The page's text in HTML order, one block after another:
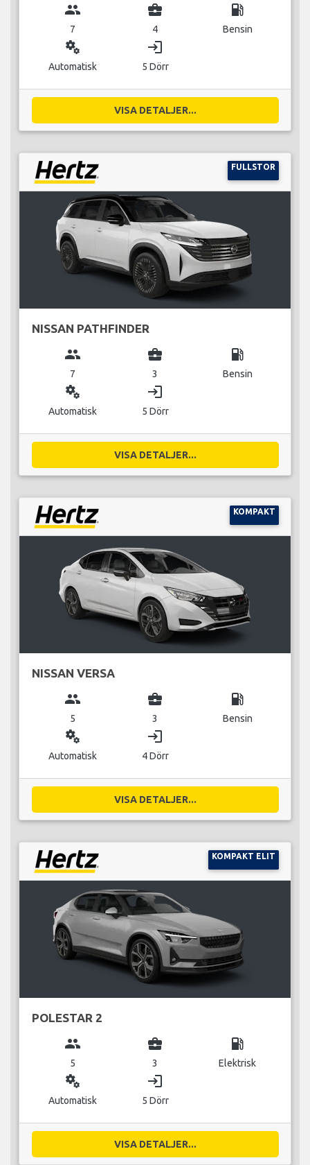
group
7
business_center
4
local_gas_station
Bensin
miscellaneous_services
Automatisk
login
5 Dörr
VISA DETALJER...
FULLSTOR
NISSAN PATHFINDER
group
7
business_center
3
local_gas_station
Bensin
miscellaneous_services
Automatisk
login
5 Dörr
VISA DETALJER...
KOMPAKT
NISSAN VERSA
group
5
business_center
3
local_gas_station
Bensin
miscellaneous_services
Automatisk
login
4 Dörr
VISA DETALJER...
KOMPAKT ELIT
POLESTAR 2
group
5
business_center
3
local_gas_station
Elektrisk
miscellaneous_services
Automatisk
login
5 Dörr
VISA DETALJER...